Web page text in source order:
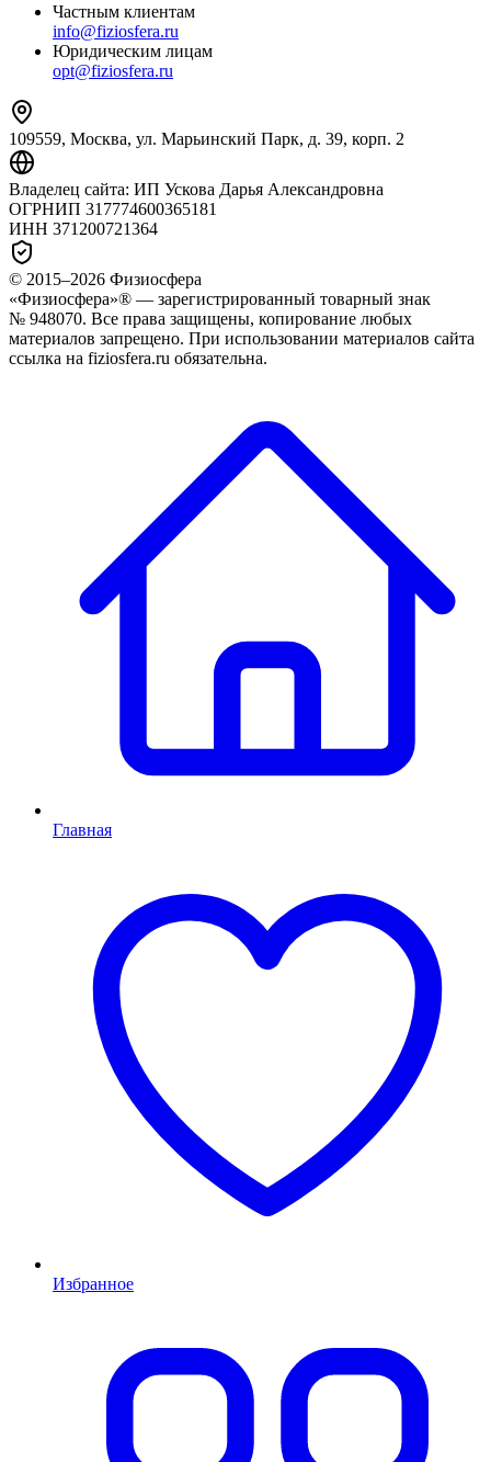
Частным клиентам
info@fiziosfera.ru
Юридическим лицам
opt@fiziosfera.ru
109559, Москва, ул. Марьинский Парк, д. 39, корп. 2
Владелец сайта: ИП Ускова Дарья Александровна
ОГРНИП 317774600365181
ИНН 371200721364
© 2015–2026 Физиосфера
«Физиосфера»® — зарегистрированный товарный знак
№ 948070. Все права защищены, копирование любых
материалов запрещено. При использовании материалов сайта
ссылка на fiziosfera.ru обязательна.
Главная
Избранное